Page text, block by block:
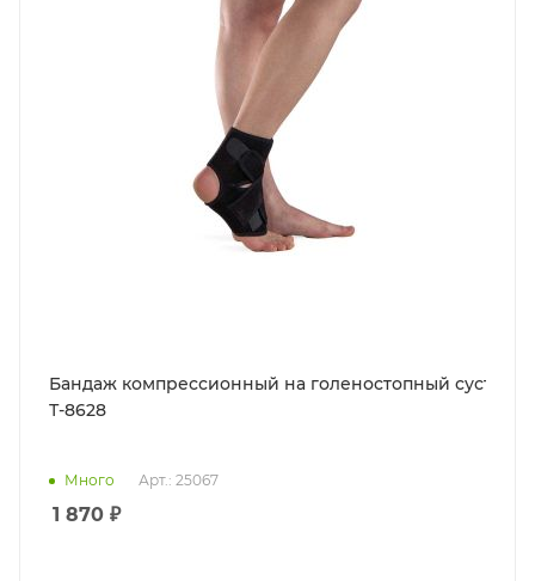
Бандаж компрессионный на голеностопный сустав
Т-8628
Много Арт.: 25067
1 870 ₽